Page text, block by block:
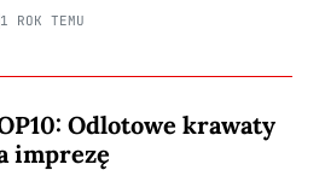
1 ROK TEMU
Odlotowe krawaty
imprezę